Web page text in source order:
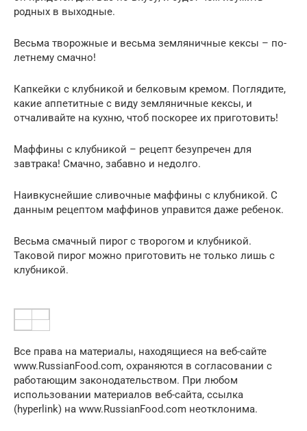
родных в выходные.
Весьма творожные и весьма земляничные кексы – по-
летнему смачно!
Капкейки с клубникой и белковым кремом. Поглядите,
какие аппетитные с виду земляничные кексы, и
отчаливайте на кухню, чтоб поскорее их приготовить!
Маффины с клубникой – рецепт безупречен для
завтрака! Смачно, забавно и недолго.
Наивкуснейшие сливочные маффины с клубникой. С
данным рецептом маффинов управится даже ребенок.
Весьма смачный пирог с творогом и клубникой.
Таковой пирог можно приготовить не только лишь с
клубникой.
Все права на материалы, находящиеся на веб-сайте
www.RussianFood.com, охраняются в согласовании с
работающим законодательством. При любом
использовании материалов веб-сайта, ссылка
(hyperlink) на www.RussianFood.com неотклонима.